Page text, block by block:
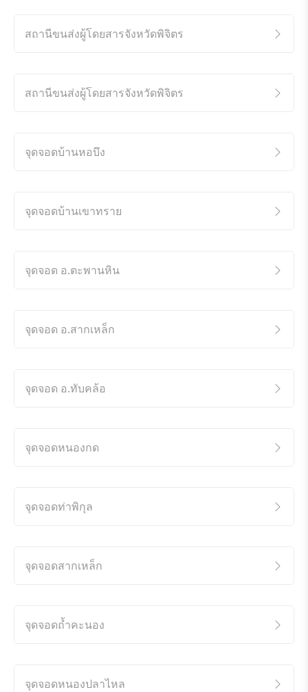
สถานีขนส่งผู้โดยสารจังหวัดพิจิตร
สถานีขนส่งผู้โดยสารจังหวัดพิจิตร
จุดจอดบ้านหอบึง
จุดจอดบ้านเขาทราย
จุดจอด อ.ตะพานหิน
จุดจอด อ.สากเหล็ก
จุดจอด อ.ทับคล้อ
จุดจอดหนองกด
จุดจอดท่าพิกุล
จุดจอดสากเหล็ก
จุดจอดถ้ำคะนอง
จุดจอดหนองปลาไหล